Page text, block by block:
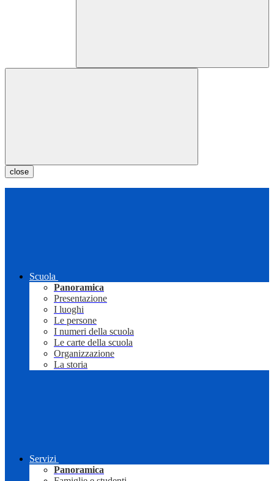
close
Scuola
Panoramica
Presentazione
I luoghi
Le persone
I numeri della scuola
Le carte della scuola
Organizzazione
La storia
Servizi
Panoramica